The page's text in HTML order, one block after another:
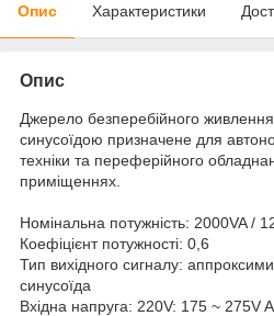
Опис Характеристики
Опис
Джерело безперебійного
синусоїдою призначене для
техніки та переферійного
приміщеннях.
Номінальна потужність: 2000VA /
Коефіцієнт потужності: 0,6
Тип вихідного сигналу:
синусоїда
Вхідна напруга: 220V: 175 ~ 275V